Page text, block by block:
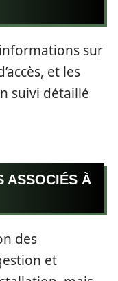
sur
et les
suivi détaillé
ASSOCIÉS À
des
et